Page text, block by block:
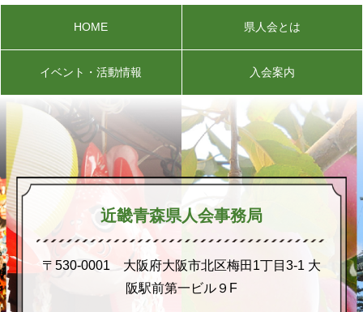
HOME 県人会とは
イベント・活動情報 入会案内
近畿青森県人会事務局
〒530-0001 大阪府大阪市北区梅田1丁目3-1 大
阪駅前第一ビル９F